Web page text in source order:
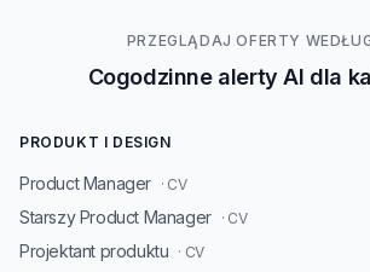
PRZEGLĄDAJ OFERTY
Cogodzinne alerty AI dla
PRODUKT I DESIGN
Product Manager · CV
Starszy Product Manager · CV
Projektant produktu · CV